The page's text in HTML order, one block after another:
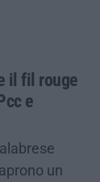
il fil rouge
e
un